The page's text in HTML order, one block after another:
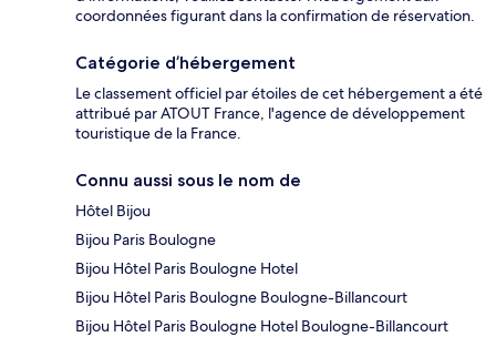
coordonnées figurant dans la confirmation de réservation.
Catégorie d’hébergement
Le classement officiel par étoiles de cet hébergement a été
attribué par ATOUT France, l'agence de développement
touristique de la France.
Connu aussi sous le nom de
Hôtel Bijou
Bijou Paris Boulogne
Bijou Hôtel Paris Boulogne Hotel
Bijou Hôtel Paris Boulogne Boulogne-Billancourt
Bijou Hôtel Paris Boulogne Hotel Boulogne-Billancourt